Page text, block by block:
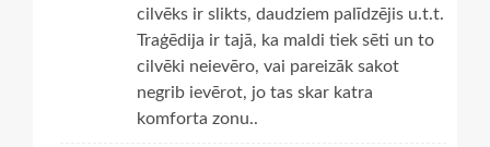
cilvēks ir slikts, daudziem palīdzējis u.t.t.
Traģēdija ir tajā, ka maldi tiek sēti un to
cilvēki neievēro, vai pareizāk sakot
negrib ievērot, jo tas skar katra
komforta zonu..